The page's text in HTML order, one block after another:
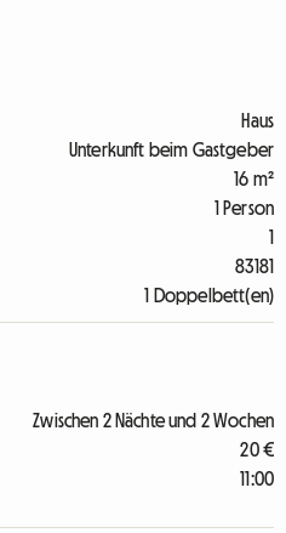
Haus
Unterkunft beim Gastgeber
16 m²
1 Person
1
83181
1 Doppelbett(en)
Zwischen 2 Nächte und 2 Wochen
20 €
11:00